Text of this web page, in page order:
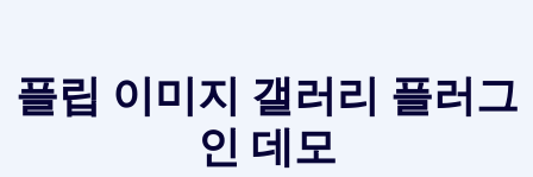
플립 이미지 갤러리 플러그
인 데모